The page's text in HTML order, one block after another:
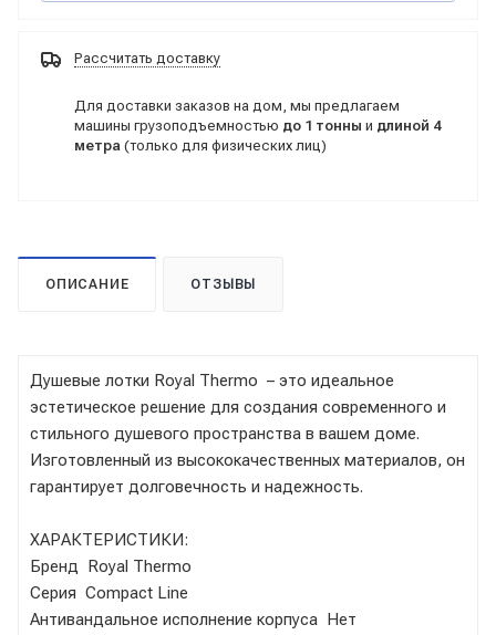
Рассчитать доставку
Для доставки заказов на дом, мы предлагаем
машины грузоподъемностью до 1 тонны и длиной 4
метра (только для физических лиц)
ОПИСАНИЕ ОТЗЫВЫ
Душевые лотки Royal Thermo – это идеальное
эстетическое решение для создания современного и
стильного душевого пространства в вашем доме.
Изготовленный из высококачественных материалов, он
гарантирует долговечность и надежность.
ХАРАКТЕРИСТИКИ:
Бренд Royal Thermo
Серия Compact Line
Антивандальное исполнение корпуса Нет